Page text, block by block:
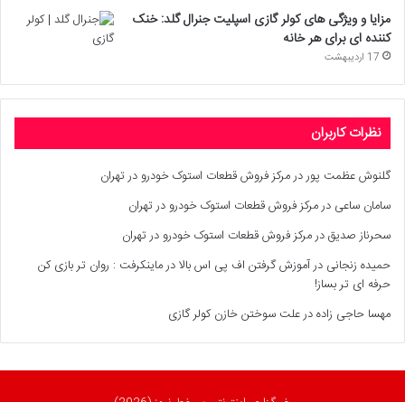
مزایا و ویژگی های کولر گازی اسپلیت جنرال گلد: خنک
کننده ای برای هر خانه
17 اردیبهشت
نظرات کاربران
گلنوش عظمت پوردرمرکز فروش قطعات استوک خودرو در تهران
سامان ساعی درمرکز فروش قطعات استوک خودرو در تهران
سحرناز صدیقدرمرکز فروش قطعات استوک خودرو در تهران
حمیده زنجانی درآموزش گرفتن اف پی اس بالا در ماینکرفت : روان تر بازی کن
حرفه ای تر بساز!
مهسا حاجی زادهدرعلت سوختن خازن کولر گازی